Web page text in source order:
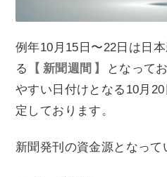
例年10月15日〜22日は日
る
新聞週間
となって
やすい日付けとなる10月
定しております。
新聞発刊の資金源となって